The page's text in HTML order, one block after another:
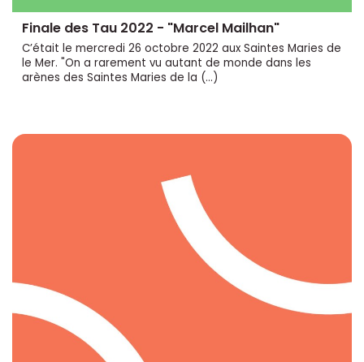
Finale des Tau 2022 - "Marcel Mailhan"
C’était le mercredi 26 octobre 2022 aux Saintes Maries de
le Mer. "On a rarement vu autant de monde dans les
arènes des Saintes Maries de la (…)